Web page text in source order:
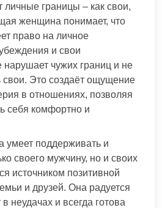
личные границы – как свои,
женщина понимает, что
право на личное
и свои
нарушает чужих границ и не
свои. Это создаёт ощущение
в отношениях, позволяя
себя комфортно и
поддерживать и
своего мужчину, но и своих
источником позитивной
и друзей. Она радуется
неудачах и всегда готова